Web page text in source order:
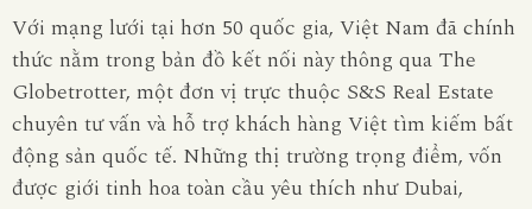
Với mạng lưới tại hơn 50 quốc gia, Việt Nam đã chính
thức nằm trong bản đồ kết nối này thông qua The
Globetrotter, một đơn vị trực thuộc S&S Real Estate
chuyên tư vấn và hỗ trợ khách hàng Việt tìm kiếm bất
động sản quốc tế. Những thị trường trọng điểm, vốn
được giới tinh hoa toàn cầu yêu thích như Dubai,